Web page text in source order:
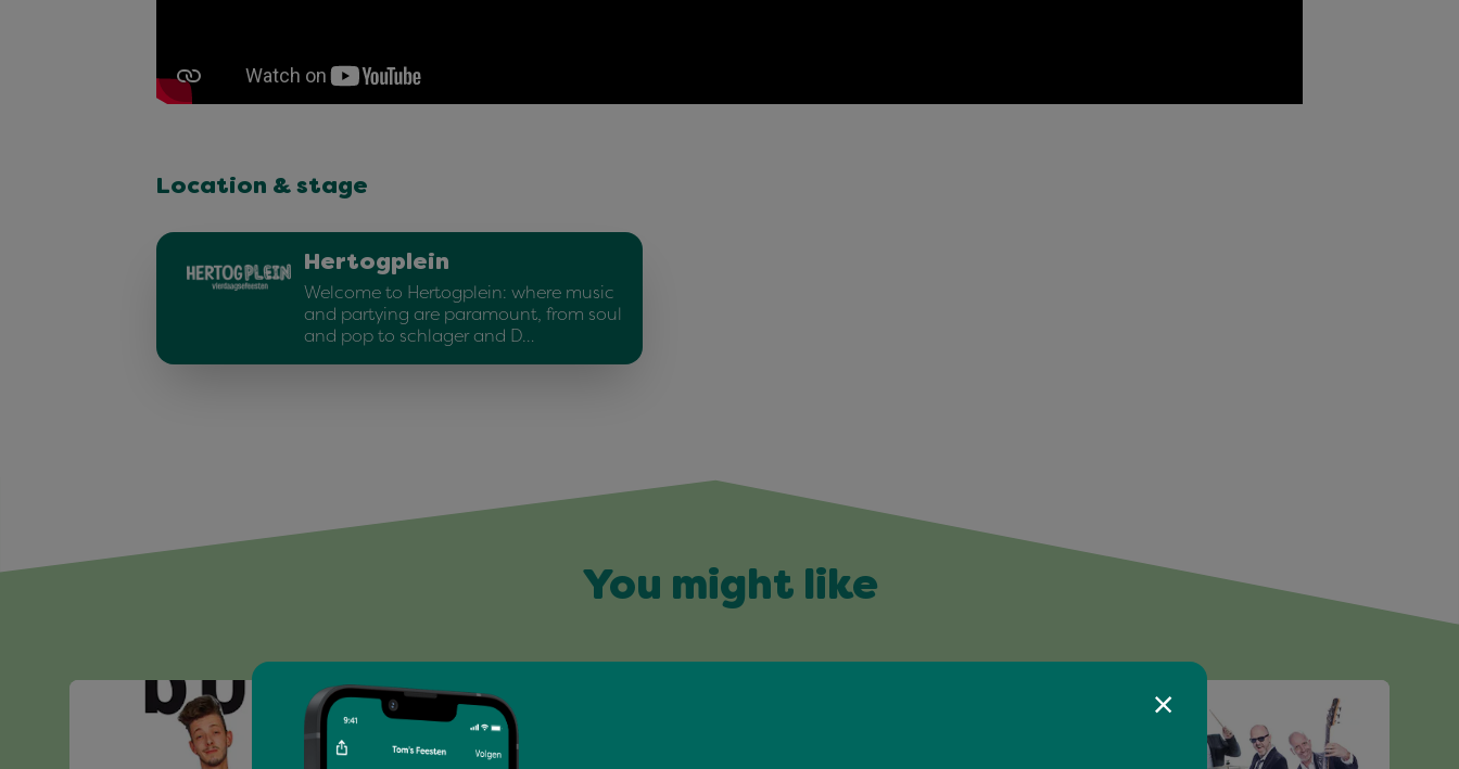
Location & stage
Hertogplein
Welcome to Hertogplein: where music
and partying are paramount, from soul
and pop to schlager and D…
You might like